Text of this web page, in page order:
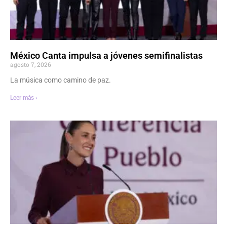
México Canta impulsa a jóvenes semifinalistas
agosto 7, 2026
La música como camino de paz.
Leer más ›